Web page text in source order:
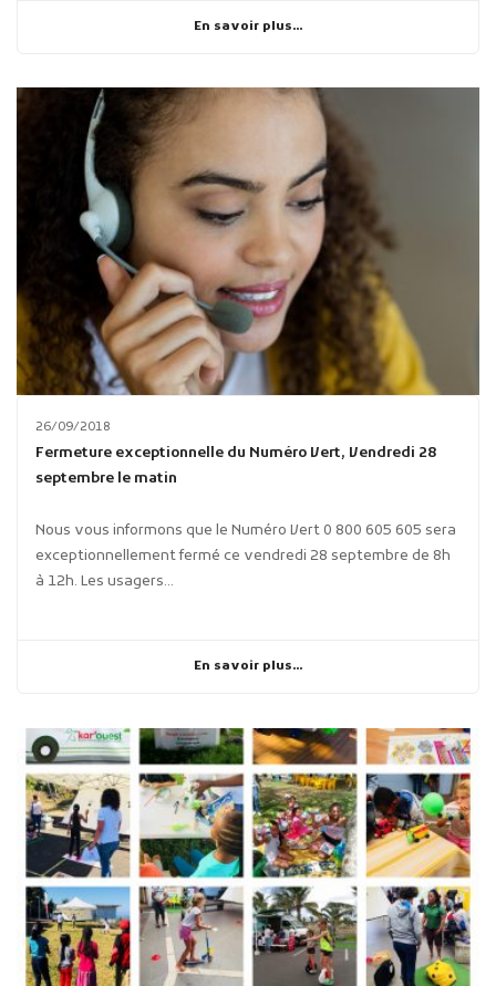
En savoir plus...
26/09/2018
Fermeture exceptionnelle du Numéro Vert, Vendredi 28
septembre le matin
Nous vous informons que le Numéro Vert 0 800 605 605 sera
exceptionnellement fermé ce vendredi 28 septembre de 8h
à 12h. Les usagers...
En savoir plus...